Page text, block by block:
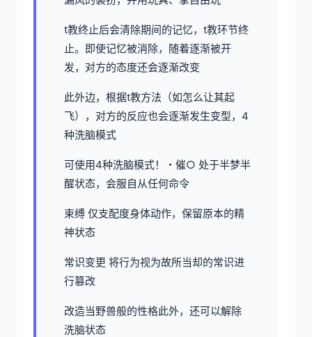
t教终止后会清除期间的记忆，t教环节终
止。即使记忆被消除，随着逐渐被开
发，对方的态度还会逐渐改变
此外边，根据t教方法（如怎么让其起
飞），对方的反应也会逐渐发生变型，4
种洗脑模式
可使用4种洗脑模式！・催○ 处于半梦半
醒状态，会服自从任何命令
束缚 仅支配度身体动作，保留原本的精
神状态
常识变更 将行为视为故所当却的常识进
行篡改
改造当野兽般的性格此外，还可以解除
洗脑状态